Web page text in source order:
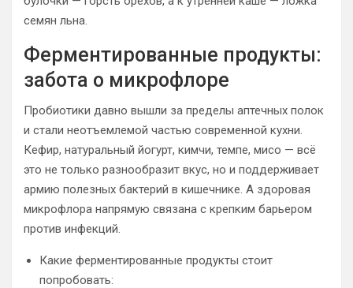
семян льна.
Ферментированные продукты:
забота о микрофлоре
Пробиотики давно вышли за пределы аптечных полок
и стали неотъемлемой частью современной кухни.
Кефир, натуральный йогурт, кимчи, темпе, мисо — всё
это не только разнообразит вкус, но и поддерживает
армию полезных бактерий в кишечнике. А здоровая
микрофлора напрямую связана с крепким барьером
против инфекций.
Какие ферментированные продукты стоит
попробовать: